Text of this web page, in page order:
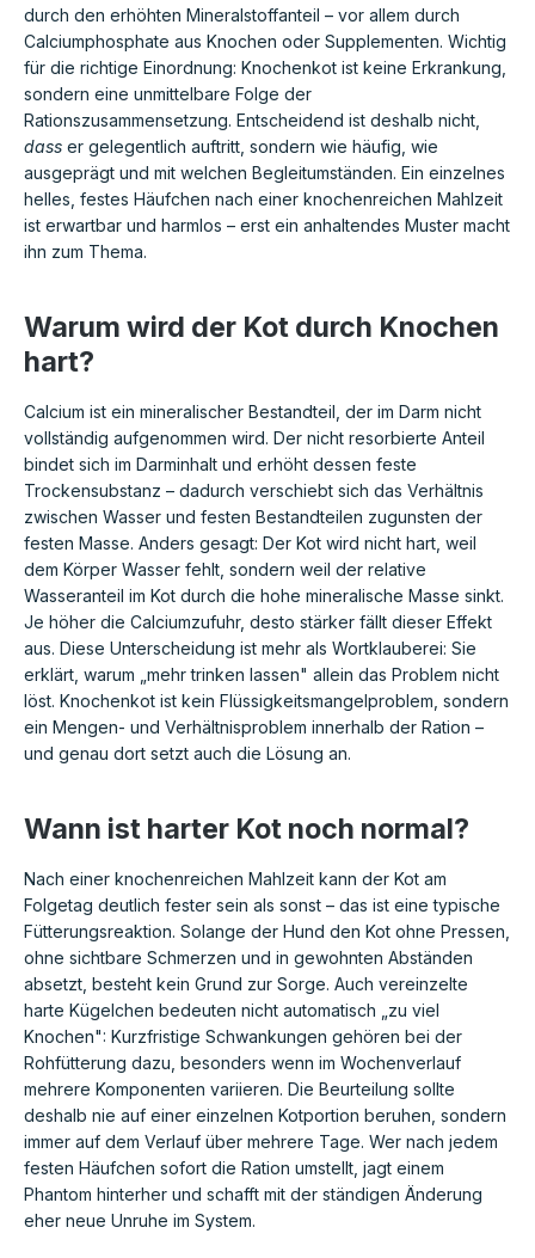
durch den erhöhten Mineralstoffanteil – vor allem durch
Calciumphosphate aus Knochen oder Supplementen. Wichtig
für die richtige Einordnung: Knochenkot ist keine Erkrankung,
sondern eine unmittelbare Folge der
Rationszusammensetzung. Entscheidend ist deshalb nicht,
dass er gelegentlich auftritt, sondern wie häufig, wie
ausgeprägt und mit welchen Begleitumständen. Ein einzelnes
helles, festes Häufchen nach einer knochenreichen Mahlzeit
ist erwartbar und harmlos – erst ein anhaltendes Muster macht
ihn zum Thema.
Warum wird der Kot durch Knochen
hart?
Calcium ist ein mineralischer Bestandteil, der im Darm nicht
vollständig aufgenommen wird. Der nicht resorbierte Anteil
bindet sich im Darminhalt und erhöht dessen feste
Trockensubstanz – dadurch verschiebt sich das Verhältnis
zwischen Wasser und festen Bestandteilen zugunsten der
festen Masse. Anders gesagt: Der Kot wird nicht hart, weil
dem Körper Wasser fehlt, sondern weil der relative
Wasseranteil im Kot durch die hohe mineralische Masse sinkt.
Je höher die Calciumzufuhr, desto stärker fällt dieser Effekt
aus. Diese Unterscheidung ist mehr als Wortklauberei: Sie
erklärt, warum „mehr trinken lassen" allein das Problem nicht
löst. Knochenkot ist kein Flüssigkeitsmangelproblem, sondern
ein Mengen- und Verhältnisproblem innerhalb der Ration –
und genau dort setzt auch die Lösung an.
Wann ist harter Kot noch normal?
Nach einer knochenreichen Mahlzeit kann der Kot am
Folgetag deutlich fester sein als sonst – das ist eine typische
Fütterungsreaktion. Solange der Hund den Kot ohne Pressen,
ohne sichtbare Schmerzen und in gewohnten Abständen
absetzt, besteht kein Grund zur Sorge. Auch vereinzelte
harte Kügelchen bedeuten nicht automatisch „zu viel
Knochen": Kurzfristige Schwankungen gehören bei der
Rohfütterung dazu, besonders wenn im Wochenverlauf
mehrere Komponenten variieren. Die Beurteilung sollte
deshalb nie auf einer einzelnen Kotportion beruhen, sondern
immer auf dem Verlauf über mehrere Tage. Wer nach jedem
festen Häufchen sofort die Ration umstellt, jagt einem
Phantom hinterher und schafft mit der ständigen Änderung
eher neue Unruhe im System.